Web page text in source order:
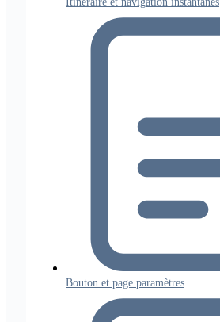
Bouton et page paramètres